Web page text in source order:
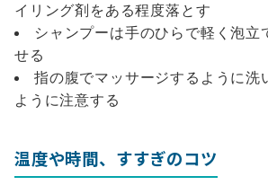
イリング剤をある程度落とす
シャンプーは手のひらで軽く泡立
せる
指の腹でマッサージするように洗
ように注意する
温度や時間、すすぎのコツ